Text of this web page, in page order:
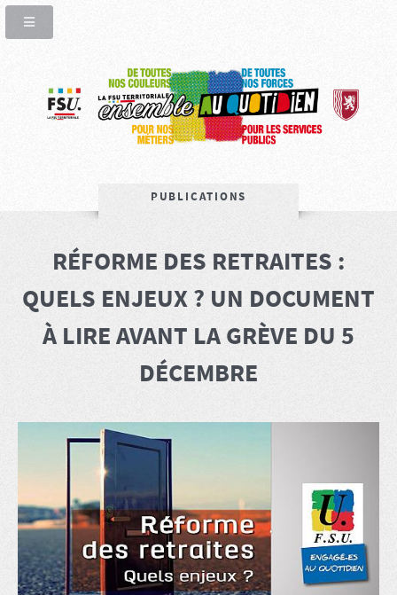
PUBLICATIONS
RÉFORME DES RETRAITES :
QUELS ENJEUX ? UN DOCUMENT
À LIRE AVANT LA GRÈVE DU 5
DÉCEMBRE